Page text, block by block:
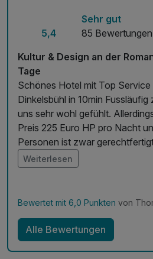
5,4
Sehr gut
85 Bewertungen
Kultur & Design an der
Tage
Schönes Hotel mit Top
Dinkelsbühl in 10min Fussläufig
uns sehr wohl gefühlt.
Preis 225 Euro HP pro Nacht
Personen ist zwar
👍👍👍
Weiterlesen
Bewertet mit 6,0 Punkten von
Alle Bewertungen